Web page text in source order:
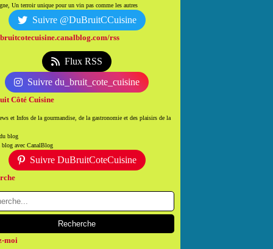
Un terroir unique pour un vin pas comme les autres
Suivre @DuBruitCCuisine
rss
Flux RSS
Suivre du_bruit_cote_cuisine
Côté Cuisine
et Infos de la gourmandise, de la gastronomie et des plaisirs de la
blog
blog avec CanalBlog
Suivre DuBruitCoteCuisine
moi